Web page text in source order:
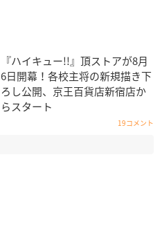
『ハイキュー!!』頂ストアが8月
6日開幕！各校主将の新規描き下
ろし公開、京王百貨店新宿店か
らスタート
19コメント